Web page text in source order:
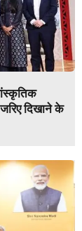
दिखाने के